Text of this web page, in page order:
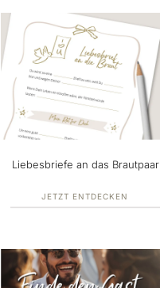
Liebesbriefe an das Brautpaar
JETZT ENTDECKEN